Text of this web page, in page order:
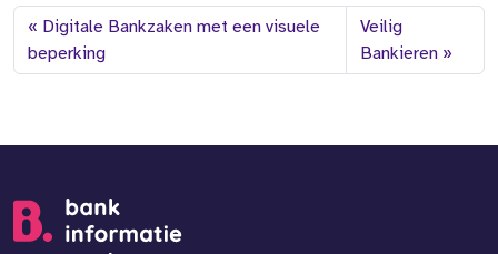
Digitale Bankzaken met een visuele
beperking
Veilig
Bankieren